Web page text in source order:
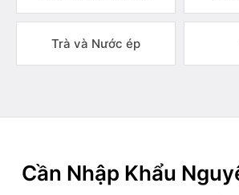
Trà và Nước ép
Cần Nhập Khẩu